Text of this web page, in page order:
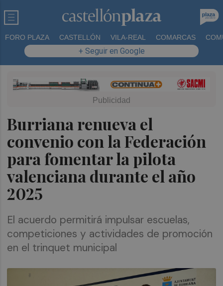
FORO PLAZA CASTELLÓN VILA-REAL COMARCAS
+ Seguir en Google
Burriana renueva el
convenio con la Federación
para fomentar la pilota
valenciana durante el año
2025
El acuerdo permitirá impulsar escuelas,
competiciones y actividades de promoción
en el trinquet municipal